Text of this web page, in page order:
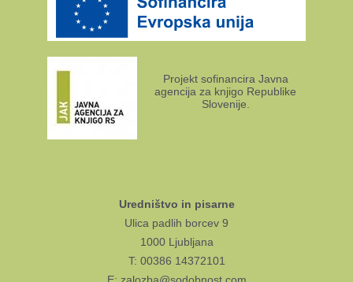
Projekt sofinancira Javna
agencija za knjigo Republike
Slovenije.
Uredništvo in pisarne
Ulica padlih borcev 9
1000 Ljubljana
T: 00386 14372101